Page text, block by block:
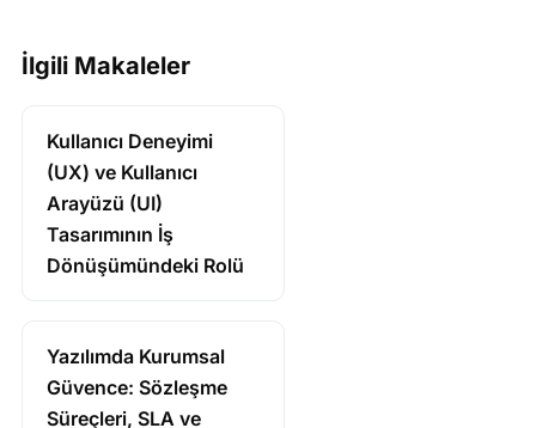
İlgili Makaleler
Kullanıcı Deneyimi
(UX) ve Kullanıcı
Arayüzü (UI)
Tasarımının İş
Dönüşümündeki Rolü
Yazılımda Kurumsal
Güvence: Sözleşme
Süreçleri, SLA ve